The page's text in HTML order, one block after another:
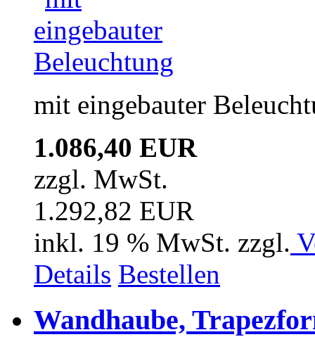
mit eingebauter
1.086,40 EUR
zzgl. MwSt.
1.292,82 EUR
inkl. 19 % MwSt. zzgl.
Details Bestellen
Wandhaube,